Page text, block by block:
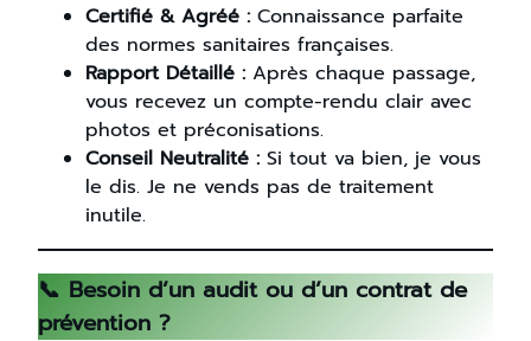
Certifié & Agréé : Connaissance parfaite
des normes sanitaires françaises.
Rapport Détaillé : Après chaque passage,
vous recevez un compte-rendu clair avec
photos et préconisations.
Conseil Neutralité : Si tout va bien, je vous
le dis. Je ne vends pas de traitement
inutile.
📞 Besoin d’un audit ou d’un contrat de
prévention ?